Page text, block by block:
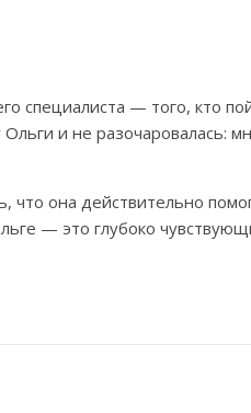
специалиста — того, кто
и не разочаровалась:
что она действительно
— это глубоко